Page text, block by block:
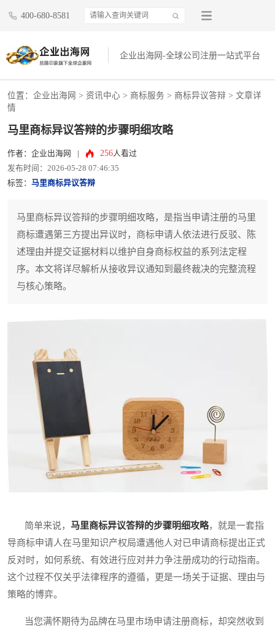
400-680-8581
企业出海网-全球公司注册一站式平台
位置： 企业出海网 > 资讯中心 > 商标服务 > 商标异议答辩 > 文章详
情
马里商标异议答辩的步骤明细攻略
作者：企业出海网 256人看过
发布时间：2026-05-28 07:46:35
标签： 马里商标异议答辩
马里商标异议答辩的步骤明细攻略，是指当申请注册的马里
商标遭遇第三方提出异议时，商标申请人依法进行反驳、陈
述理由并提交证据材料以维护自身商标权益的系列法定程
序。本文将详尽解析从接收异议通知到最终裁决的完整流程
与核心策略。
简单来说， 马里商标异议答辩的步骤明细攻略，就是一套指
导商标申请人在马里知识产权局遭遇他人对已申请商标提出正式
反对时，如何系统、有效进行应对并力争注册成功的行动指南。
这个过程不仅关乎法律程序的遵循，更是一场关于证据、理由与
策略的博弈。
当您满怀期待为品牌在马里市场申请注册商标，却突然收到